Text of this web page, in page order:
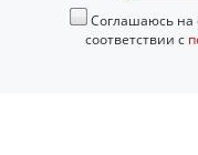
Соглашаюсь на
соответствии с